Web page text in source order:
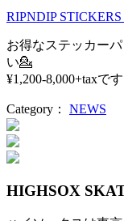
RIPNDIP
お得なステッカー
い💁‍
¥1,200-8,000+taxです
Category： NEWS
投
稿
ナ
HIGHSOX